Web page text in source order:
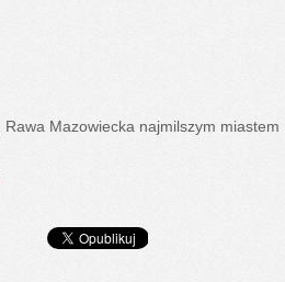
Rawa Mazowiecka najmilszym miastem